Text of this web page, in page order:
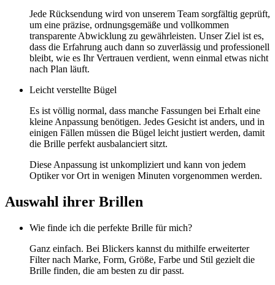
Jede Rücksendung wird von unserem Team sorgfältig geprüft,
um eine präzise, ordnungsgemäße und vollkommen
transparente Abwicklung zu gewährleisten. Unser Ziel ist es,
dass die Erfahrung auch dann so zuverlässig und professionell
bleibt, wie es Ihr Vertrauen verdient, wenn einmal etwas nicht
nach Plan läuft.
Leicht verstellte Bügel
Es ist völlig normal, dass manche Fassungen bei Erhalt eine
kleine Anpassung benötigen. Jedes Gesicht ist anders, und in
einigen Fällen müssen die Bügel leicht justiert werden, damit
die Brille perfekt ausbalanciert sitzt.
Diese Anpassung ist unkompliziert und kann von jedem
Optiker vor Ort in wenigen Minuten vorgenommen werden.
Auswahl ihrer Brillen
Wie finde ich die perfekte Brille für mich?
Ganz einfach. Bei Blickers kannst du mithilfe erweiterter
Filter nach Marke, Form, Größe, Farbe und Stil gezielt die
Brille finden, die am besten zu dir passt.